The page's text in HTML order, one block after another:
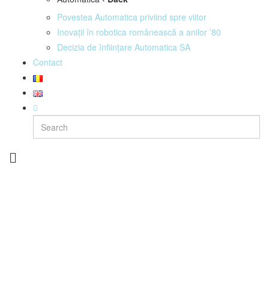
Povestea Automatica priviind spre viitor
Inovații în robotica românească a anilor ’80
Decizia de înființare Automatica SA
Contact